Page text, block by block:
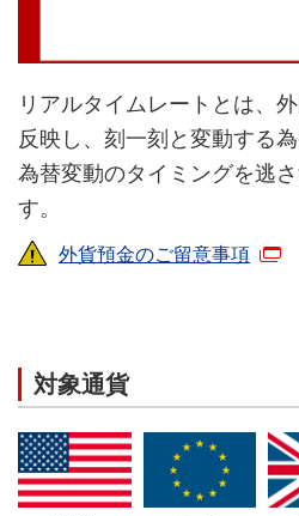
リアルタイムレートとは、
反映し、刻一刻と変動する為
為替変動のタイミングを逃
す。
外貨預金のご留意事項
対象通貨